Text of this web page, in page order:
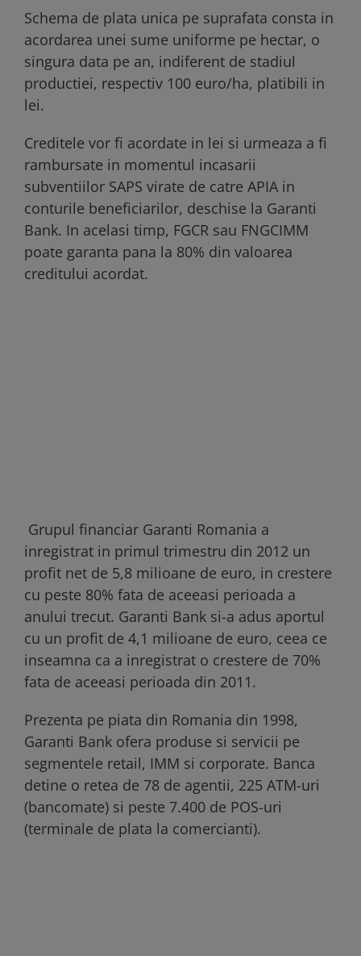
Schema de plata unica pe suprafata consta in
acordarea unei sume uniforme pe hectar, o
singura data pe an, indiferent de stadiul
productiei, respectiv 100 euro/ha, platibili in
lei.
Creditele vor fi acordate in lei si urmeaza a fi
rambursate in momentul incasarii
subventiilor SAPS virate de catre APIA in
conturile beneficiarilor, deschise la Garanti
Bank. In acelasi timp, FGCR sau FNGCIMM
poate garanta pana la 80% din valoarea
creditului acordat.
Grupul financiar Garanti Romania a
inregistrat in primul trimestru din 2012 un
profit net de 5,8 milioane de euro, in crestere
cu peste 80% fata de aceeasi perioada a
anului trecut. Garanti Bank si-a adus aportul
cu un profit de 4,1 milioane de euro, ceea ce
inseamna ca a inregistrat o crestere de 70%
fata de aceeasi perioada din 2011.
Prezenta pe piata din Romania din 1998,
Garanti Bank ofera produse si servicii pe
segmentele retail, IMM si corporate. Banca
detine o retea de 78 de agentii, 225 ATM-uri
(bancomate) si peste 7.400 de POS-uri
(terminale de plata la comercianti).